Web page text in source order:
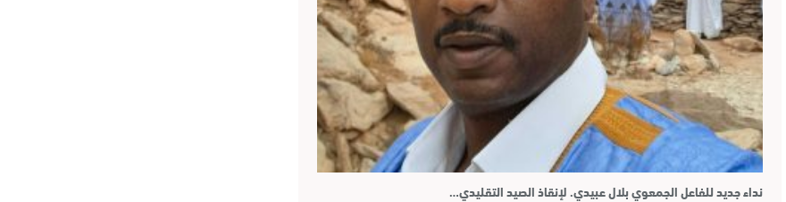
نداء جديد للفاعل الجمعوي بلال عبيدي. لإنقاذ الصيد التقليدي…